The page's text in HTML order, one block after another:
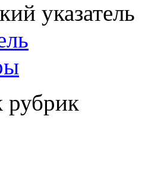
указатель
рубрик